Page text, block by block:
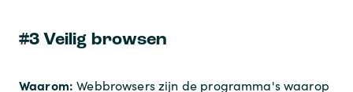
#3 Veilig browsen
Waarom: Webbrowsers zijn de programma's waarop